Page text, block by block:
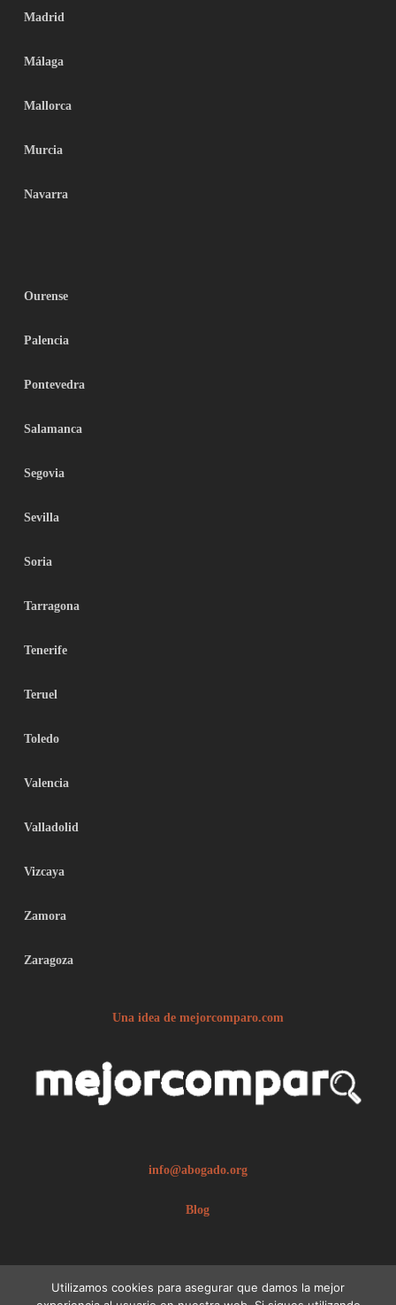
Madrid
Málaga
Mallorca
Murcia
Navarra
Ourense
Palencia
Pontevedra
Salamanca
Segovia
Sevilla
Soria
Tarragona
Tenerife
Teruel
Toledo
Valencia
Valladolid
Vizcaya
Zamora
Zaragoza
Una idea de mejorcomparo.com
info@abogado.org
Blog
Utilizamos cookies para asegurar que damos la mejor